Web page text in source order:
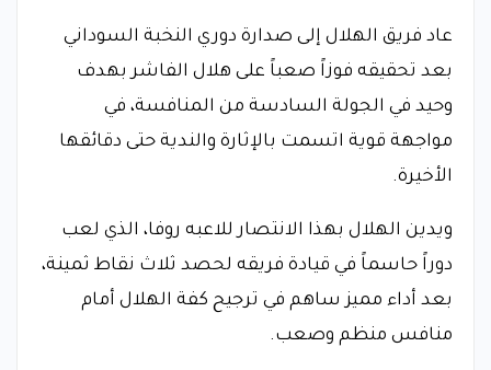
عاد فريق الهلال إلى صدارة دوري النخبة السوداني
بعد تحقيقه فوزاً صعباً على هلال الفاشر بهدف
وحيد في الجولة السادسة من المنافسة، في
مواجهة قوية اتسمت بالإثارة والندية حتى دقائقها
الأخيرة.
ويدين الهلال بهذا الانتصار للاعبه روفا، الذي لعب
دوراً حاسماً في قيادة فريقه لحصد ثلاث نقاط ثمينة،
بعد أداء مميز ساهم في ترجيح كفة الهلال أمام
منافس منظم وصعب.